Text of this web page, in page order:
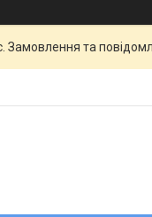
Замовлення та